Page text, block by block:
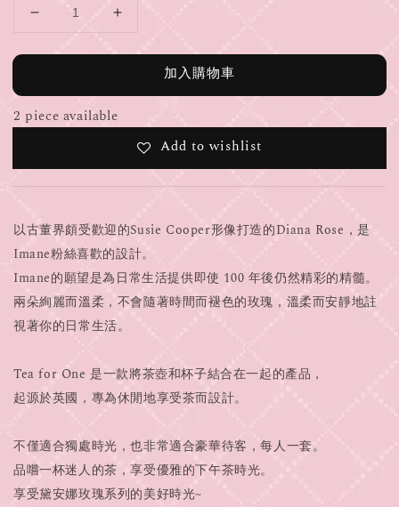
加入購物車
2 piece available
Add to wishlist
以古董界頗受歡迎的Susie Cooper形像打造的Diana Rose，是
Imane粉絲喜歡的設計。
Imane的願望是為日常生活提供即使 100 年後仍然精彩的精髓。
兩朵絢麗而溫柔，不會隨著時間而褪色的玫瑰，溫柔而安靜地註
視著你的日常生活。
Tea for One 是一款將茶壺和杯子結合在一起的產品，
起源於英國，專為休閒地享受茶而設計。
不僅適合獨處時光，也非常適合豪華待客，每人一套。
品嚐一杯迷人的茶，享受優雅的下午茶時光。
享受黛安娜玫瑰系列的美好時光~